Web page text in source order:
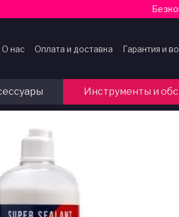
О нас Оплата и доставка Гарантия и
Инструменты и